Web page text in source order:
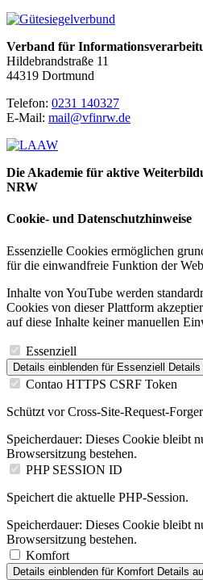
Verband für
Hildebrandstraße 11
44319 Dortmund
Telefon: 0231 140327
E-Mail: mail@vfinrw.de
Die Akademie für aktive
NRW
Cookie- und Datenschutzhinweise
Essenzielle Cookies ermöglichen
für die einwandfreie Funktion der
Inhalte von YouTube werden
Cookies von dieser Plattform
auf diese Inhalte keiner manuellen
Essenziell
Details einblenden für Essenziell
Contao HTTPS CSRF Token
Schützt vor Cross-Site-Request-
Speicherdauer: Dieses Cookie bleibt
Browsersitzung bestehen.
PHP SESSION ID
Speichert die aktuelle PHP-Session.
Speicherdauer: Dieses Cookie bleibt
Browsersitzung bestehen.
Komfort
Details einblenden für Komfort Details